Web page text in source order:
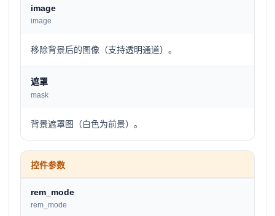
image
image
移除背景后的图像（支持透明通道）。
遮罩
mask
背景遮罩图（白色为前景）。
控件参数
rem_mode
rem_mode